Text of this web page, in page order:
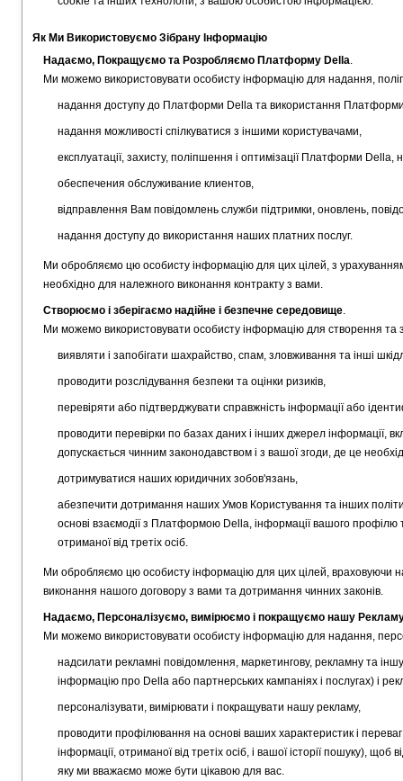
Як Ми Використовуємо Зібрану Інформацію
Надаємо, Покращуємо та Розробляємо Платформу Della.
Ми можемо використовувати особисту інформацію для надання,
надання доступу до Платформи Della та використання
надання можливості спілкуватися з іншими користувачами,
експлуатації, захисту, поліпшення і оптимізації Платформи
обеспечения обслуживание клиентов,
відправлення Вам повідомлень служби підтримки, оновлень,
надання доступу до використання наших платних послуг.
Ми обробляємо цю особисту інформацію для цих цілей, з
необхідно для належного виконання контракту з вами.
Створюємо і зберігаємо надійне і безпечне середовище.
Ми можемо використовувати особисту інформацію для створення
виявляти і запобігати шахрайство, спам, зловживання та інші
проводити розслідування безпеки та оцінки ризиків,
перевіряти або підтверджувати справжність інформації або
проводити перевірки по базах даних і інших джерел інформації,
допускається чинним законодавством і з вашої згоди, де це
дотримуватися наших юридичних зобов'язань,
абезпечити дотримання наших Умов Користування та інших
основі взаємодії з Платформою Della, інформації вашого
отриманої від третіх осіб.
Ми обробляємо цю особисту інформацію для цих цілей, враховуючи
виконання нашого договору з вами та дотримання чинних законів.
Надаємо, Персоналізуємо, вимірюємо і покращуємо нашу Рекламу
Ми можемо використовувати особисту інформацію для надання,
надсилати рекламні повідомлення, маркетингову, рекламну та
інформацію про Della або партнерських кампаніях і послугах) і
персоналізувати, вимірювати і покращувати нашу рекламу,
проводити профілювання на основі ваших характеристик і
інформації, отриманої від третіх осіб, і вашої історії пошуку),
яку ми вважаємо може бути цікавою для вас.